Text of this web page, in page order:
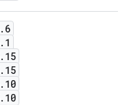
. 6
. 1
. 15
. 15
. 10
. 10